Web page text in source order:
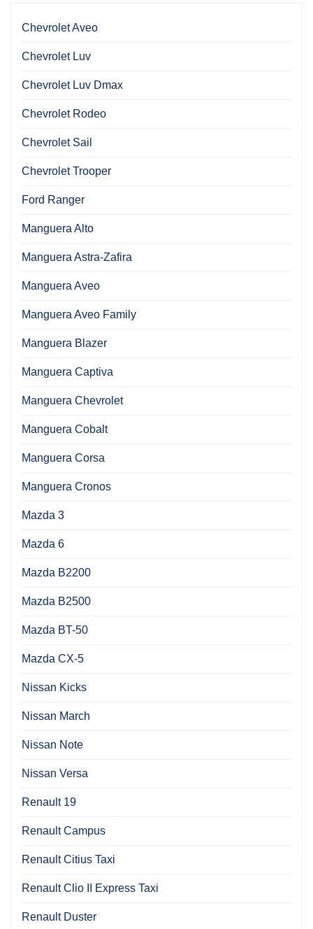
Chevrolet Aveo
Chevrolet Luv
Chevrolet Luv Dmax
Chevrolet Rodeo
Chevrolet Sail
Chevrolet Trooper
Ford Ranger
Manguera Alto
Manguera Astra-Zafira
Manguera Aveo
Manguera Aveo Family
Manguera Blazer
Manguera Captiva
Manguera Chevrolet
Manguera Cobalt
Manguera Corsa
Manguera Cronos
Mazda 3
Mazda 6
Mazda B2200
Mazda B2500
Mazda BT-50
Mazda CX-5
Nissan Kicks
Nissan March
Nissan Note
Nissan Versa
Renault 19
Renault Campus
Renault Citius Taxi
Renault Clio II Express Taxi
Renault Duster